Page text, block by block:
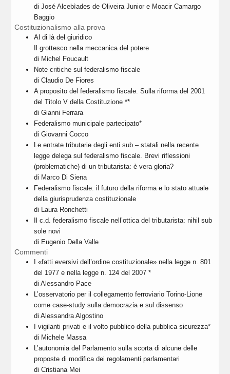
di José Alcebìades de Oliveira Junior e Moacir Camargo
Baggio
Costituzionalismo alla prova
Al di là del giuridico
Il grottesco nella meccanica del potere
di Michel Foucault
Note critiche sul federalismo fiscale
di Claudio De Fiores
A proposito del federalismo fiscale. Sulla riforma del 2001
del Titolo V della Costituzione **
di Gianni Ferrara
Federalismo municipale partecipato*
di Giovanni Cocco
Le entrate tributarie degli enti sub – statali nella recente
legge delega sul federalismo fiscale. Brevi riflessioni
(problematiche) di un tributarista: è vera gloria?
di Marco Di Siena
Federalismo fiscale: il futuro della riforma e lo stato attuale
della giurisprudenza costituzionale
di Laura Ronchetti
Il c.d. federalismo fiscale nell’ottica del tributarista: nihil sub
sole novi
di Eugenio Della Valle
Commenti
I «fatti eversivi dell’ordine costituzionale» nella legge n. 801
del 1977 e nella legge n. 124 del 2007 *
di Alessandro Pace
L’osservatorio per il collegamento ferroviario Torino-Lione
come case-study sulla democrazia e sul dissenso
di Alessandra Algostino
I vigilanti privati e il volto pubblico della pubblica sicurezza*
di Michele Massa
L’autonomia del Parlamento sulla scorta di alcune delle
proposte di modifica dei regolamenti parlamentari
di Cristiana Mei